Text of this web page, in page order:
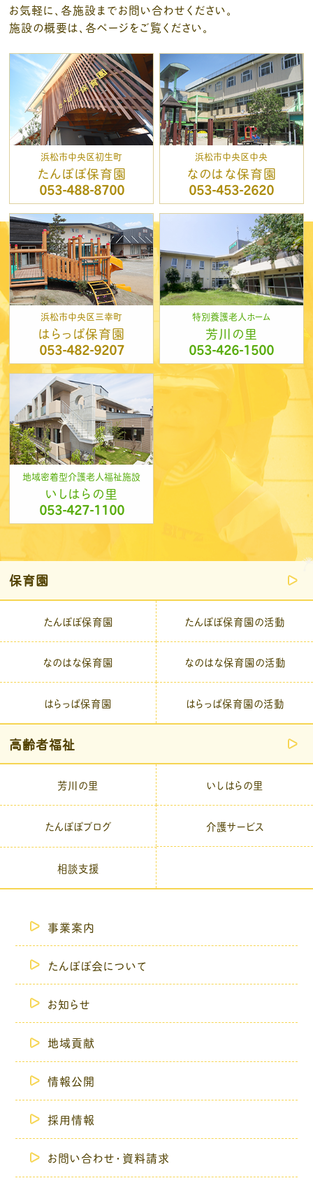
お気軽に、各施設までお問い合わせください。
施設の概要は、各ページをご覧ください。
浜松市中央区初生町
たんぽぽ保育園
053-488-8700
浜松市中央区中央
なのはな保育園
053-453-2620
浜松市中央区三幸町
はらっぱ保育園
053-482-9207
特別養護老人ホーム
芳川の里
053-426-1500
地域密着型介護老人福祉施設
いしはらの里
053-427-1100
保育園
たんぽぽ保育園 たんぽぽ保育園の活動
なのはな保育園 なのはな保育園の活動
はらっぱ保育園 はらっぱ保育園の活動
高齢者福祉
芳川の里 いしはらの里
たんぽぽブログ 介護サービス
相談支援
事業案内
たんぽぽ会について
お知らせ
地域貢献
情報公開
採用情報
お問い合わせ・資料請求